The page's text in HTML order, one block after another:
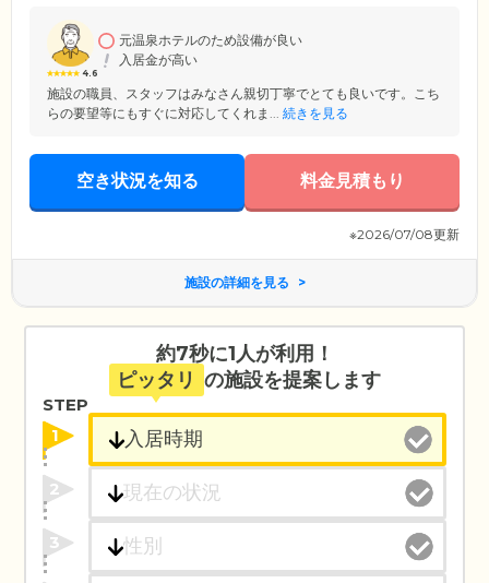
4.6
元温泉ホテルのため設備が良い
入居金が高い
施設の職員、スタッフはみなさん親切丁寧でとても良いです。こち
らの要望等にもすぐに対応してくれま... 続きを見る
空き状況を知る 料金見積もり
※2026/07/08更新
施設の詳細を見る
約7秒に1人が利用！
ピッタリ の施設を提案します
STEP
1
2
3